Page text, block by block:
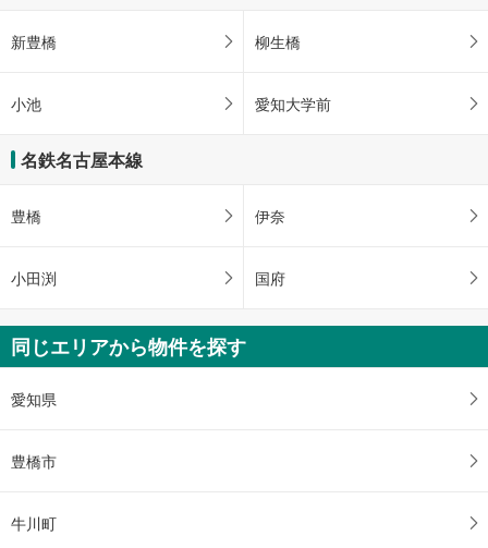
新豊橋 柳生橋
小池 愛知大学前
名鉄名古屋本線
豊橋 伊奈
小田渕 国府
同じエリアから物件を探す
愛知県
豊橋市
牛川町